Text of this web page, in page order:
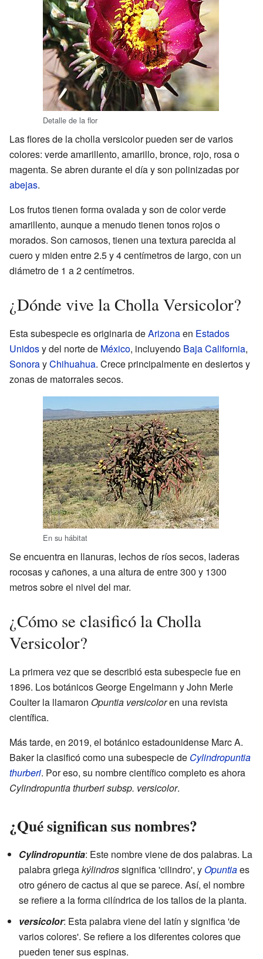
Detalle de la flor
Las flores de la cholla versicolor pueden ser de varios
colores: verde amarillento, amarillo, bronce, rojo, rosa o
magenta. Se abren durante el día y son polinizadas por
abejas.
Los frutos tienen forma ovalada y son de color verde
amarillento, aunque a menudo tienen tonos rojos o
morados. Son carnosos, tienen una textura parecida al
cuero y miden entre 2.5 y 4 centímetros de largo, con un
diámetro de 1 a 2 centímetros.
¿Dónde vive la Cholla Versicolor?
Esta subespecie es originaria deArizonaen Estados
Unidosy del norte de México, incluyendo Baja California,
SonorayChihuahua. Crece principalmente en desiertos y
zonas de matorrales secos.
En su hábitat
Se encuentra en llanuras, lechos de ríos secos, laderas
rocosas y cañones, a una altura de entre 300 y 1300
metros sobre el nivel del mar.
¿Cómo se clasificó la Cholla
Versicolor?
La primera vez que se describió esta subespecie fue en
1896. Los botánicos George Engelmann y John Merle
Coulter la llamaron Opuntia versicoloren una revista
científica.
Más tarde, en 2019, el botánico estadounidense Marc A.
Baker la clasificó como una subespecie de Cylindropuntia
thurberi. Por eso, su nombre científico completo es ahora
Cylindropuntia thurberi subsp. versicolor.
¿Qué significan sus nombres?
Cylindropuntia: Este nombre viene de dos palabras. La
palabra griegakýlindrossignifica 'cilindro', yOpuntiaes
otro género de cactus al que se parece. Así, el nombre
se refiere a la forma cilíndrica de los tallos de la planta.
versicolor: Esta palabra viene del latín y significa 'de
varios colores'. Se refiere a los diferentes colores que
pueden tener sus espinas.